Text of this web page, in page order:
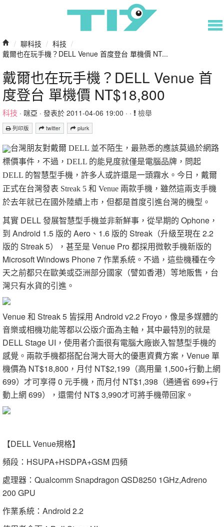
/ 聊科技 / 科技 /
戴爾也在玩手機？DELL Venue 首度登台 單機價 NT...
戴爾也在玩手機？DELL Venue 首
度登台 單機價 NT$18,800
科技 · 咪亞 · 發表於 2011-04-06 19:00 · · 檢舉
列印版 twitter plurk
台灣朋友對戴爾 DELL 並不陌生，最熟悉的應該莫過於網路
標價事件，不過， DELL 的能見度就僅是電腦品牌，問起
DELL 的智慧型手機，許多人或許還是一頭霧水。今日，戴爾
正式在台灣發表 Streak 5 和 Venue 兩款手機，雖然這兩支手機
於去年就已在國外陸續上市，但都是首度引進台灣的機型。
其實 DELL 發展智慧型手機並非新鮮事，從早期的 Ophone，
到 Android 1.5 版的 Aero、1.6 版的 Streak（升級至現在 2.2
版的 Streak 5），甚至是 Venue Pro 都採用微軟手機新版的
Microsoft Windows Phone 7 作業系統。不過，這些機種在今
天之前都只在歐美或亞洲部分國家（譬如香港）等地販售，台
灣只有水貨的引進。
Venue 和 Streak 5 皆採用 Android v2.2 Froyo，像是多媒體的
音樂或相機功能等都以公版介面為主軸，其中最特別的就是
DELL Stage UI，使用者介面很有電腦大廠嵌入智慧型手機的
感覺。兩款手機都搭配台灣大哥大的優惠資費方案，Venue 單
機價為 NT$18,800，月付 NT$2,199（高用量 1,500+行動上網
699）才可享得 0 元手機，而月付 NT$1,398（通通省 699+行
動上網 699），還需付 NT$ 3,990才可將手機帶回家。
【DELL Venue規格】
頻段：HSUPA+HSDPA+GSM 四頻
處理器：Qualcomm Snapdragon QSD8250 1GHz,Adreno
200 GPU
作業系統：Android 2.2